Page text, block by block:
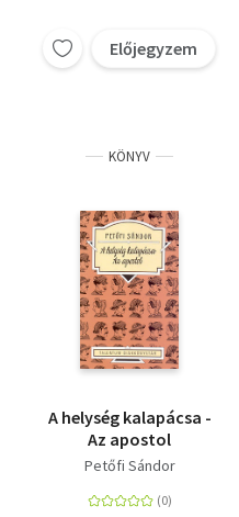
Előjegyzem
KÖNYV
A helység kalapácsa -
Az apostol
Petőfi Sándor